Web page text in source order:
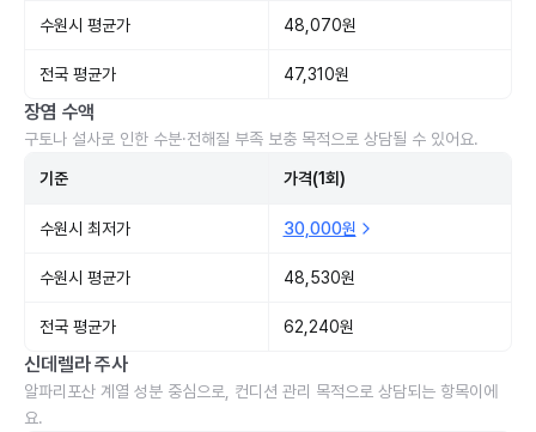
수원시 평균가 48,070원
전국 평균가 47,310원
장염 수액
구토나 설사로 인한 수분·전해질 부족 보충 목적으로 상담될 수 있어요.
기준 가격(1회)
수원시 최저가 30,000원
수원시 평균가 48,530원
전국 평균가 62,240원
신데렐라 주사
알파리포산 계열 성분 중심으로, 컨디션 관리 목적으로 상담되는 항목이에
요.